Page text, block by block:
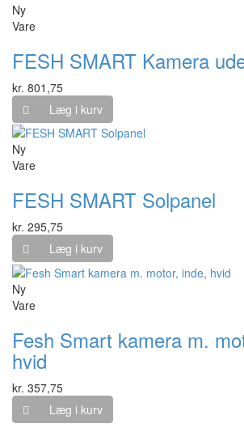
Ny
Vare
FESH SMART Kamera
kr. 801,75
Læg i kurv
Ny
Vare
FESH SMART Solpanel
kr. 295,75
Læg i kurv
Ny
Vare
Fesh Smart kamera m.
hvid
kr. 357,75
Læg i kurv